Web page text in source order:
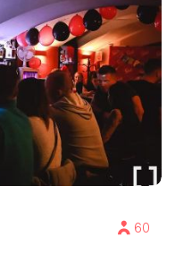
60